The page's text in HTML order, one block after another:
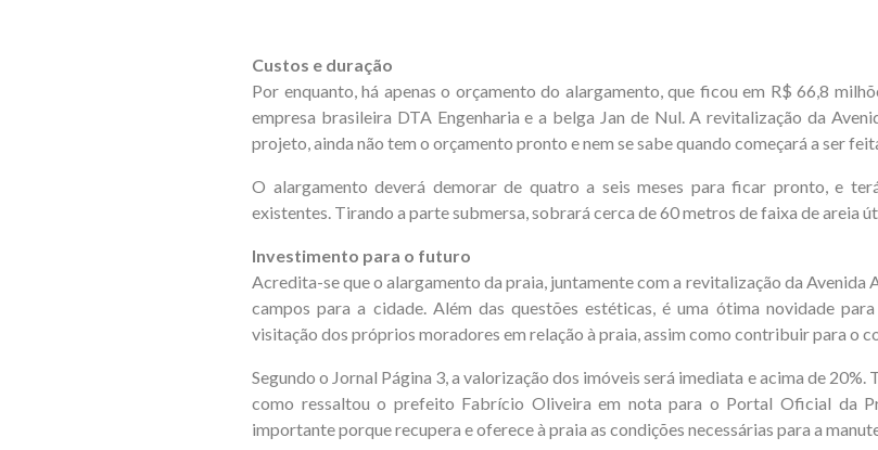
Custos e duração
Por enquanto, há apenas o orçamento do alargamento, que ficou em R$ 66,8
empresa brasileira DTA Engenharia e a belga Jan de Nul. A revitalização da
projeto, ainda não tem o orçamento pronto e nem se sabe quando começará a ser
O alargamento deverá demorar de quatro a seis meses para ficar pronto, e
existentes. Tirando a parte submersa, sobrará cerca de 60 metros de faixa de areia
Investimento para o futuro
Acredita-se que o alargamento da praia, juntamente com a revitalização da
campos para a cidade. Além das questões estéticas, é uma ótima novidade
visitação dos próprios moradores em relação à praia, assim como contribuir para o
Segundo o Jornal Página 3, a valorização dos imóveis será imediata e acima de
como ressaltou o prefeito Fabrício Oliveira em nota para o Portal Oficial da
importante porque recupera e oferece à praia as condições necessárias para a